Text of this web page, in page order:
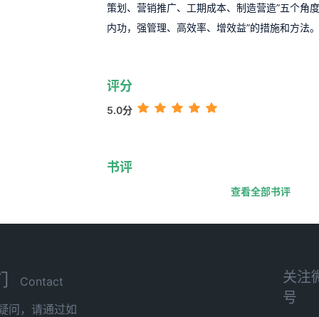
策划、营销推广、工期成本、制造营造”五个角
内功，强管理、高效率、增效益”的措施和方法。
评分
5.0分
书评
查看全部书评
Contact
问，请通过如
关注
号